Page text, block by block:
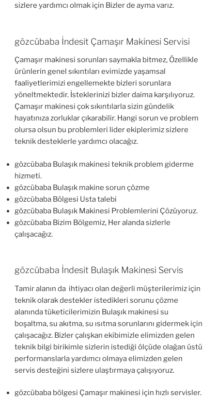
sizlere yardımcı olmak için Bizler de ayma varız.
gözcübaba İndesit Çamaşır Makinesi Servisi
Çamaşır makinesi sorunları saymakla bitmez, Özellikle
ürünlerin genel sıkıntıları evimizde yaşamsal
faaliyetlerimizi engellemekte bizleri sorunlara
yöneltmektedir. İsteklerinizi bizler daima karşılıyoruz.
Çamaşır makinesi çok sıkıntılarla sizin gündelik
hayatınıza zorluklar çıkarabilir. Hangi sorun ve problem
olursa olsun bu problemleri lider ekiplerimiz sizlere
teknik desteklerle yardımcı olacağız.
gözcübaba Bulaşık makinesi teknik problem giderme
hizmeti.
gözcübaba Bulaşık makine sorun çözme
gözcübaba Bölgesi Usta talebi
gözcübaba Bulaşık Makinesi Problemlerini Çözüyoruz.
gözcübaba Bizim Bölgemiz, Her alanda sizlerle
çalışacağız.
gözcübaba İndesit Bulaşık Makinesi Servis
Tamir alanın da ihtiyacı olan değerli müşterilerimiz için
teknik olarak destekler istedikleri sorunu çözme
alanında tüketicilerimizin Bulaşık makinesi su
boşaltma, su akıtma, su ısıtma sorunlarını gidermek için
çalışacağız. Bizler çalışkan ekibimizle elimizden gelen
teknik bilgi birikimle sizlerin istediği ölçüde olağan üstü
performanslarla yardımcı olmaya elimizden gelen
servis desteğini sizlere ulaştırmaya çalışıyoruz.
gözcübaba bölgesi Çamaşır makinesi için hızlı servisler.